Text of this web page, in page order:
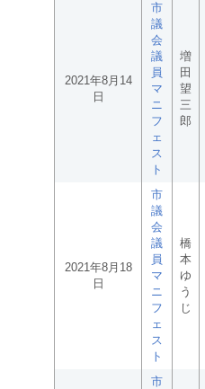
2021年8月14
日
市
議
会
議
員
マ
ニ
フ
ェ
ス
ト
増
田
望
三
郎
2021年8月18
日
市
議
会
議
員
マ
ニ
フ
ェ
ス
ト
橋
本
ゆ
う
じ
市